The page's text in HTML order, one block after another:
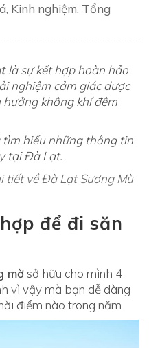
, Kinh nghiệm, Tổng
là sự kết hợp hoàn hảo
nghiệm cảm giác được
không khí đêm
tìm hiểu những thông tin
tại Đà Lạt.
tiết về Đà Lạt Sương Mù
để đi săn
mờsở hữu cho mình 4
vì vậy mà bạn dễ dàng
điểm nào trong năm.